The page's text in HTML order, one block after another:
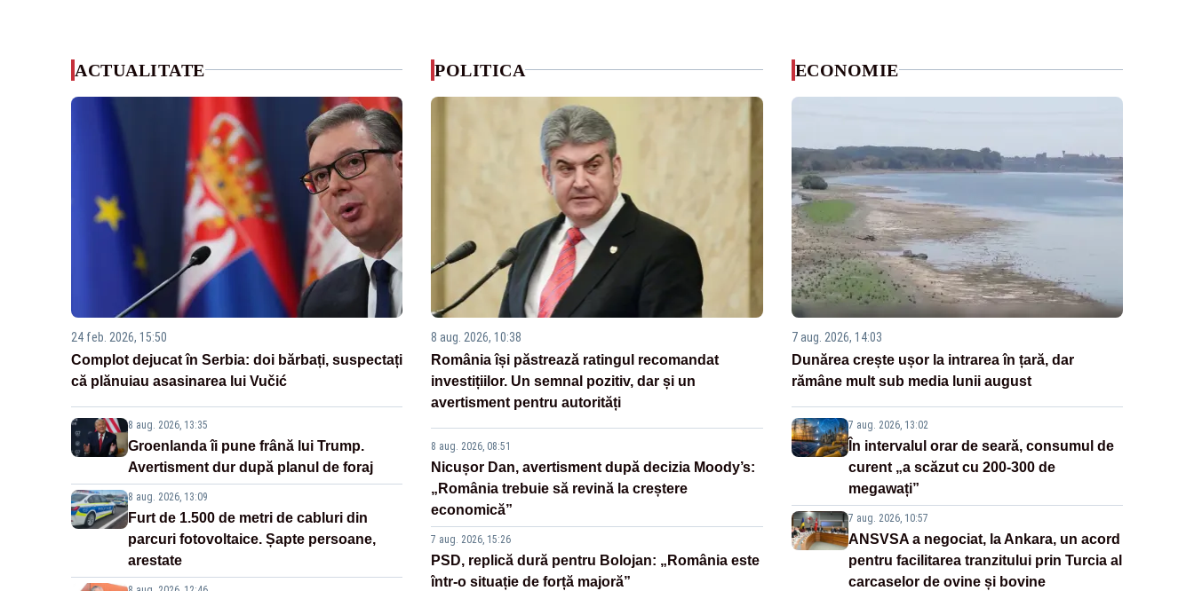
ACTUALITATE
24 feb. 2026, 15:50
Complot dejucat în Serbia: doi bărbați, suspectați
că plănuiau asasinarea lui Vučić
8 aug. 2026, 13:35
Groenlanda îi pune frână lui Trump.
Avertisment dur după planul de foraj
8 aug. 2026, 13:09
Furt de 1.500 de metri de cabluri din
parcuri fotovoltaice. Șapte persoane,
arestate
POLITICA
8 aug. 2026, 10:38
România își păstrează ratingul recomandat
investițiilor. Un semnal pozitiv, dar și un
avertisment pentru autorități
8 aug. 2026, 08:51
Nicușor Dan, avertisment după decizia Moody’s:
„România trebuie să revină la creștere
economică”
7 aug. 2026, 15:26
PSD, replică dură pentru Bolojan: „România este
într-o situație de forță majoră”
ECONOMIE
7 aug. 2026, 14:03
Dunărea crește ușor la intrarea în țară, dar
rămâne mult sub media lunii august
7 aug. 2026, 13:02
În intervalul orar de seară, consumul de
curent „a scăzut cu 200-300 de
megawați”
7 aug. 2026, 10:57
ANSVSA a negociat, la Ankara, un acord
pentru facilitarea tranzitului prin Turcia al
carcaselor de ovine și bovine